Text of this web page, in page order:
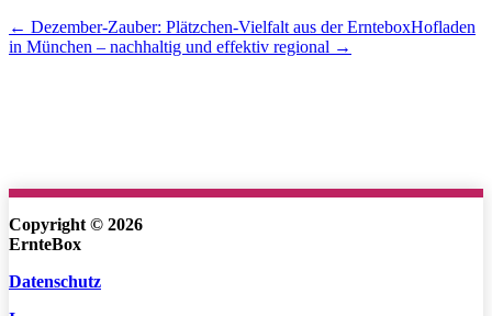
← Dezember-Zauber: Plätzchen-Vielfalt aus der ErnteboxHofladen
in München – nachhaltig und effektiv regional →
Copyright © 2026
ErnteBox
Datenschutz